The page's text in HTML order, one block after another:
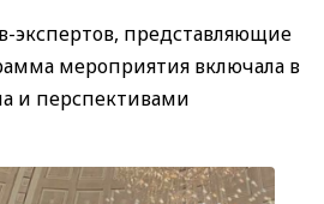
экспертов, представляющие
мероприятия включала в
и перспективами